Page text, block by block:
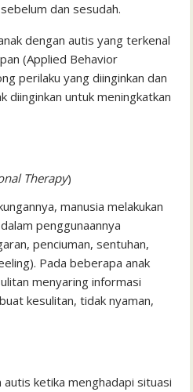
dan sesudah.
dengan autis yang terkenal
(Applied Behavior
perilaku yang diinginkan dan
diinginkan untuk meningkatkan
Therapy)
manusia melakukan
penggunaannya
penciuman, sentuhan,
Pada beberapa anak
menyaring informasi
kesulitan, tidak nyaman,
autis ketika menghadapi situasi